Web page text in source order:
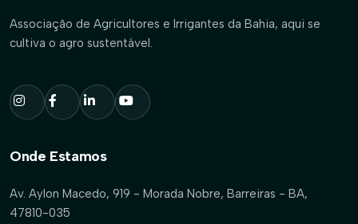
Associação de Agricultores e Irrigantes da Bahia, aqui se
cultiva o agro sustentável.
Onde Estamos
Av. Aylon Macedo, 919 - Morada Nobre, Barreiras - BA,
47810-035